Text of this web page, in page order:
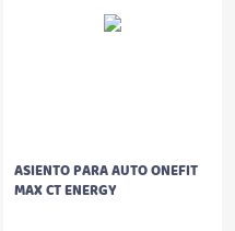
ASIENTO PARA AUTO ONEFIT
MAX CT ENERGY